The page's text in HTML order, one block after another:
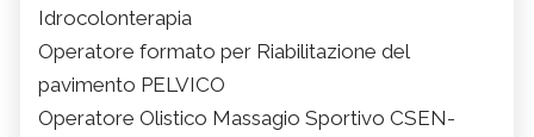
Idrocolonterapia
Operatore formato per Riabilitazione del
pavimento PELVICO
Operatore Olistico Massagio Sportivo CSEN-